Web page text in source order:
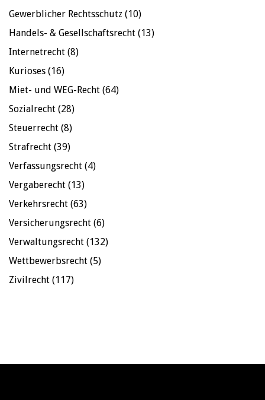
Gewerblicher Rechtsschutz (10)
Handels- & Gesellschaftsrecht (13)
Internetrecht (8)
Kurioses (16)
Miet- und WEG-Recht (64)
Sozialrecht (28)
Steuerrecht (8)
Strafrecht (39)
Verfassungsrecht (4)
Vergaberecht (13)
Verkehrsrecht (63)
Versicherungsrecht (6)
Verwaltungsrecht (132)
Wettbewerbsrecht (5)
Zivilrecht (117)